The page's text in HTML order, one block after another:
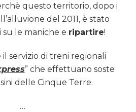
questo territorio, dopo i
del 2011, è stato
su le maniche e ripartire!
il servizio di treni regionali
” che effettuano soste
delle Cinque Terre.
…